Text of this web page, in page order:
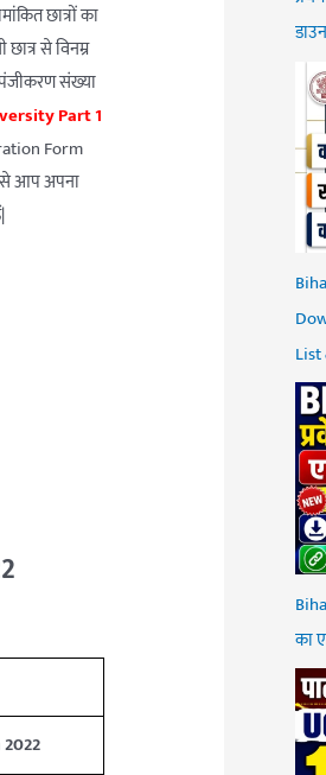
छात्रों का
से विनम्र
पंजीकरण संख्या
Part 1
Form
से आप अपना
का